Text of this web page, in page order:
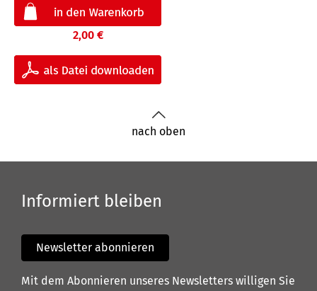
2,00 €
nach oben
Informiert bleiben
Newsletter abonnieren
Mit dem Abonnieren unseres Newsletters willigen Sie